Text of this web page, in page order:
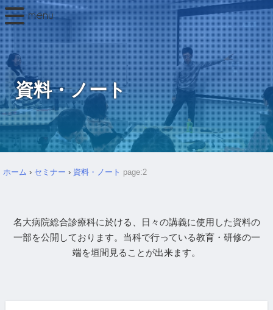
資料・ノート
ホーム › セミナー › 資料・ノート page:2
名大病院総合診療科に於ける、日々の講義に使用した資料の
一部を公開しております。当科で行っている教育・研修の一
端を垣間見ることが出来ます。
を…